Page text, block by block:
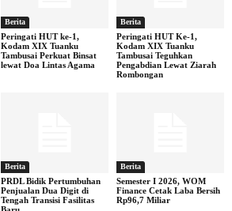
Berita
Peringati HUT ke-1,
Kodam XIX Tuanku
Tambusai Perkuat Binsat
lewat Doa Lintas Agama
Berita
Peringati HUT Ke-1,
Kodam XIX Tuanku
Tambusai Teguhkan
Pengabdian Lewat Ziarah
Rombongan
Berita
PRDL Bidik Pertumbuhan
Penjualan Dua Digit di
Tengah Transisi Fasilitas
Berita
Semester I 2026, WOM
Finance Cetak Laba Bersih
Rp96,7 Miliar